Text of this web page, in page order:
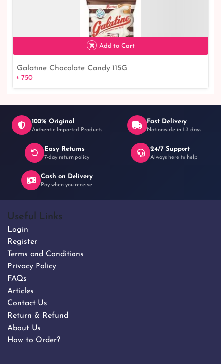
৳ 750
Add to Cart
Galatine Chocolate Candy 115G
৳ 750
100% Original
Authentic Imported Products
Fast Delivery
Nationwide in 1-3 days
Easy Returns
7-day return policy
24/7 Support
Always here to help
Cash on Delivery
Pay when you receive
Useful Links
Login
Register
Terms and Conditions
Privacy Policy
FAQs
Articles
Contact Us
Return & Refund
About Us
How to Order?